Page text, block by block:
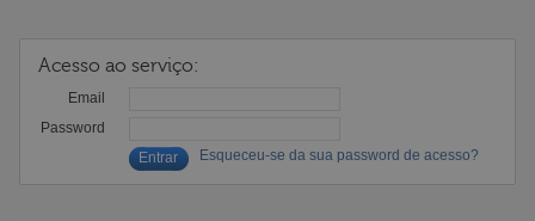
Acesso ao serviço:
Email
Password
Esqueceu-se da sua password de acesso?